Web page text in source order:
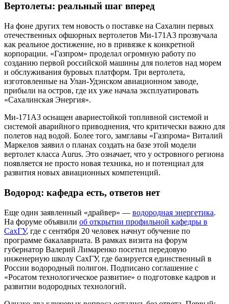
Вертолеты: реальный шаг вперед
На фоне других тем новость о поставке на Сахалин первых
отечественных офшорных вертолетов Ми-171А3 прозвучала
как реальное достижение, но в привязке к конкретной
корпорации. «Газпром» проделал огромную работу по
созданию первой российской машины для полетов над морем
и обслуживания буровых платформ. Три вертолета,
изготовленные на Улан-Удэнском авиационном заводе,
прибыли на остров, где их уже начала эксплуатировать
«Сахалинская Энергия».
Ми-171А3 оснащен авариестойкой топливной системой и
системой аварийного приводнения, что критически важно для
полетов над водой. Более того, замглавы «Газпрома» Виталий
Маркелов заявил о планах создать на базе этой модели
вертолет класса Aurus. Это означает, что у островного региона
появляется не просто новая техника, но и потенциал для
развития новых авиационных компетенций.
Водород: кафедра есть, ответов нет
Еще один заявленный «драйвер» — водородная энергетика.
На форуме объявили об открытии профильной кафедры в
СахГУ, где с сентября 20 человек начнут обучение по
программе бакалавриата. В рамках визита на форум
губернатор Валерий Лимаренко посетил передовую
инженерную школу СахГУ, где базируется единственный в
России водородный полигон. Подписано соглашение с
«Росатом технологическое развитие» о подготовке кадров и
развитии водородных технологий.